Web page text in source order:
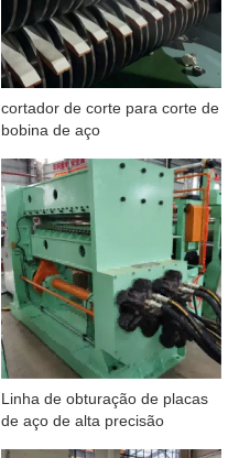
cortador de corte para corte de
bobina de aço
Linha de obturação de placas
de aço de alta precisão